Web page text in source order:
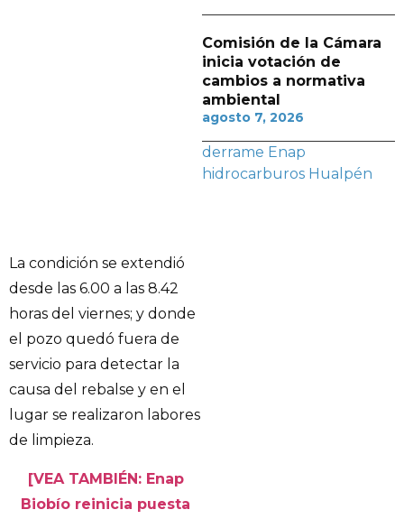
La condición se extendió
desde las 6.00 a las 8.42
horas del viernes; y donde
el pozo quedó fuera de
servicio para detectar la
causa del rebalse y en el
lugar se realizaron labores
de limpieza.
[VEA TAMBIÉN: Enap
Biobío reinicia puesta
Comisión de la Cámara
inicia votación de
cambios a normativa
ambiental
agosto 7, 2026
derrame Enap
hidrocarburos Hualpén